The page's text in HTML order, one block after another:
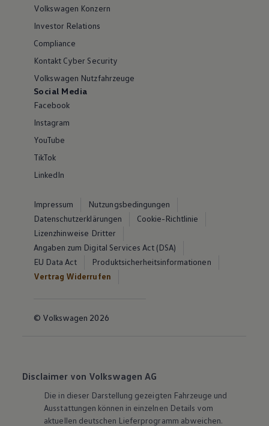
Volkswagen Konzern
Investor Relations
Compliance
Kontakt Cyber Security
Volkswagen Nutzfahrzeuge
Social Media
Facebook
Instagram
YouTube
TikTok
LinkedIn
Impressum
Nutzungsbedingungen
Datenschutzerklärungen
Cookie-Richtlinie
Lizenzhinweise Dritter
Angaben zum Digital Services Act (DSA)
EU Data Act
Produktsicherheitsinformationen
Vertrag Widerrufen
© Volkswagen 2026
Disclaimer von Volkswagen AG
Die in dieser Darstellung gezeigten Fahrzeuge und
Ausstattungen können in einzelnen Details vom
aktuellen deutschen Lieferprogramm abweichen.